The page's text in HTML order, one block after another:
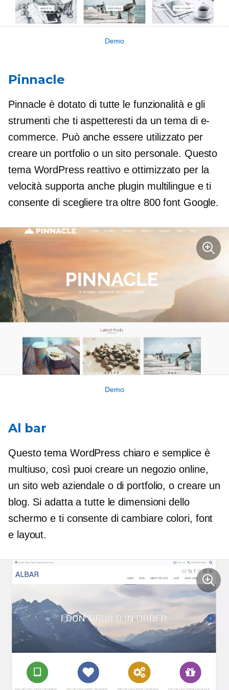
Demo
Pinnacle
Pinnacle è dotato di tutte le funzionalità e gli
strumenti che ti aspetteresti da un tema di e-
commerce. Può anche essere utilizzato per
creare un portfolio o un sito personale. Questo
tema WordPress reattivo e ottimizzato per la
velocità supporta anche plugin multilingue e ti
consente di scegliere tra oltre 800 font Google.
Demo
Al bar
Questo tema WordPress chiaro e semplice è
multiuso, così puoi creare un negozio online,
un sito web aziendale o di portfolio, o creare un
blog. Si adatta a tutte le dimensioni dello
schermo e ti consente di cambiare colori, font
e layout.